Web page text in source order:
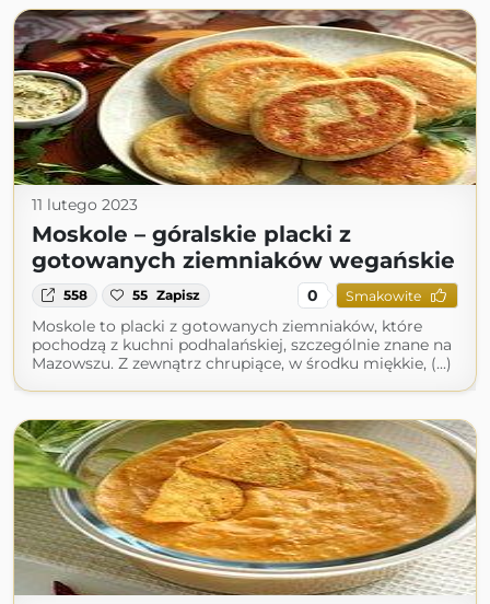
11 lutego 2023
Moskole – góralskie placki z
gotowanych ziemniaków wegańskie
558 55 Zapisz 0 Smakowite
Moskole to placki z gotowanych ziemniaków, które
pochodzą z kuchni podhalańskiej, szczególnie znane na
Mazowszu. Z zewnątrz chrupiące, w środku miękkie, (...)